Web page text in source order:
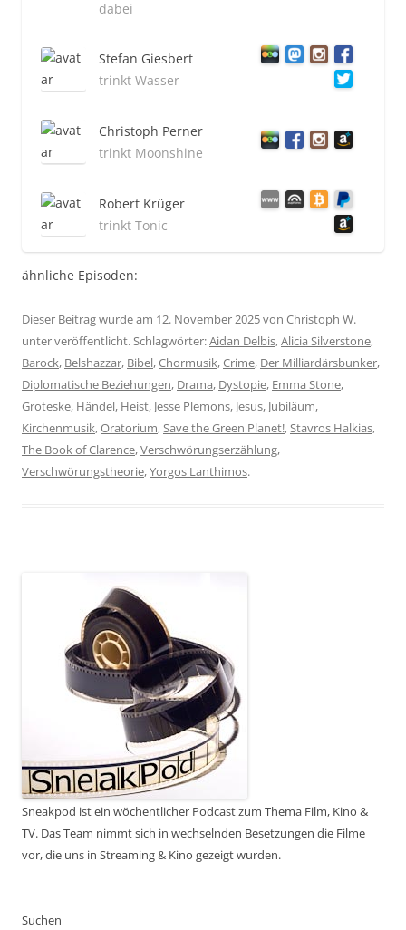
dabei
Stefan Giesbert
trinkt Wasser
Christoph Perner
trinkt Moonshine
Robert Krüger
trinkt Tonic
ähnliche Episoden:
Dieser Beitrag wurde am 12. November 2025von Christoph W.
unter veröffentlicht. Schlagwörter:Aidan Delbis,Alicia Silverstone,
Barock, Belshazzar, Bibel,Chormusik,Crime, Der Milliardärsbunker,
Diplomatische Beziehungen, Drama, Dystopie, Emma Stone,
Groteske, Händel, Heist, Jesse Plemons, Jesus, Jubiläum,
Kirchenmusik,Oratorium,Save the Green Planet!,Stavros Halkias,
The Book of Clarence,Verschwörungserzählung,
Verschwörungstheorie,Yorgos Lanthimos.
Sneakpod ist ein wöchentlicher Podcast zum Thema Film, Kino &
TV. Das Team nimmt sich in wechselnden Besetzungen die Filme
vor, die uns in Streaming & Kino gezeigt wurden.
Suchen